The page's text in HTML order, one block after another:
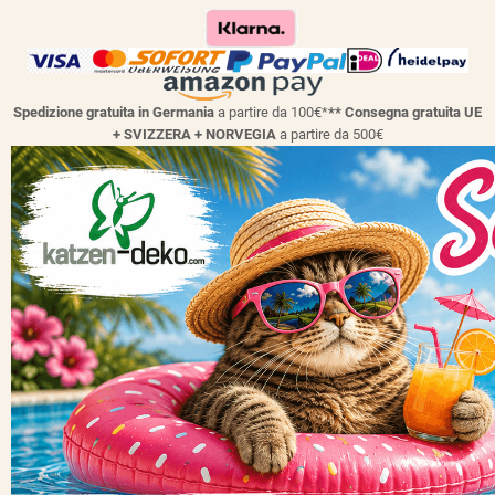
Spedizione gratuita in Germania a partire da 100€*** Consegna gratuita UE
+ SVIZZERA + NORVEGIAa partire da 500€